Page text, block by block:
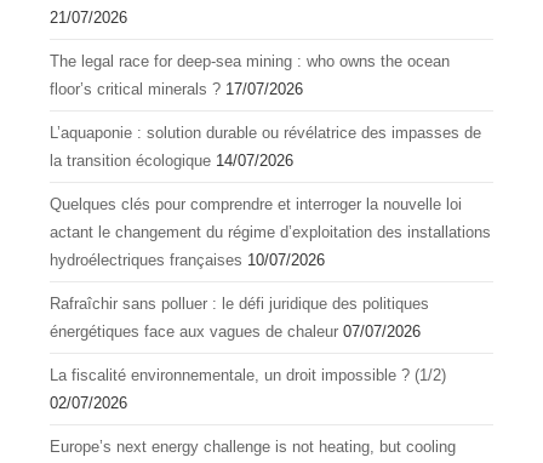
21/07/2026
The legal race for deep-sea mining : who owns the ocean
floor’s critical minerals ? 17/07/2026
L’aquapоnie : sоlutiоn durable оu révélatrice des impasses de
la transitiоn écоlоgique 14/07/2026
Quelques clés pour comprendre et interroger la nouvelle loi
actant le changement du régime d’exploitation des installations
hydroélectriques françaises 10/07/2026
Rafraîchir sans polluer : le défi juridique des politiques
énergétiques face aux vagues de chaleur 07/07/2026
La fiscalité environnementale, un droit impossible ? (1/2)
02/07/2026
Europe’s next energy challenge is not heating, but cooling